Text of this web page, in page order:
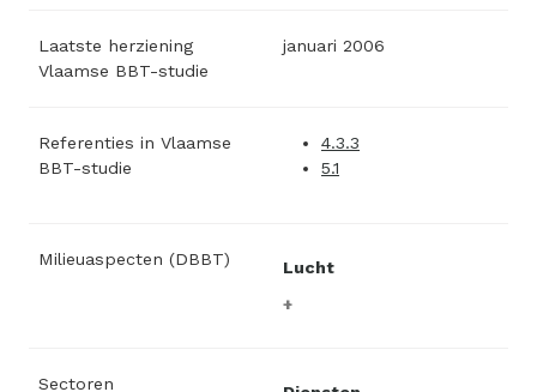
Laatste herziening
Vlaamse BBT-studie
januari 2006
Referenties in Vlaamse
BBT-studie
4.3.3
5.1
Milieuaspecten (DBBT) Lucht
Sectoren